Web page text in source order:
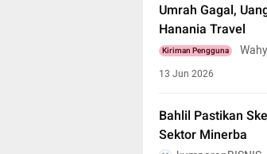
Umrah Gagal,
Hanania Travel
Kiriman Pengguna
13 Jun 2026
Bahlil Pastikan
Sektor Minerba